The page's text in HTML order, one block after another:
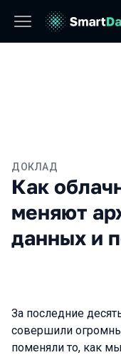
ДОКЛАД
Как
меняют
данных и
За последние
совершили
поменяли то, как